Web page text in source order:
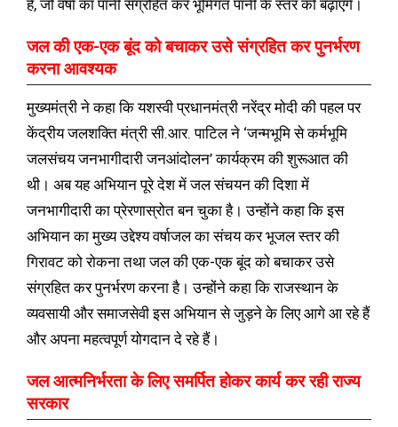
हैं, जो वर्षा का पानी संग्रहित कर भूमिगत पानी के स्तर को बढ़ाएंगे।
जल की एक-एक बूंद को बचाकर उसे संग्रहित कर पुनर्भरण
करना आवश्यक
मुख्यमंत्री ने कहा कि यशस्वी प्रधानमंत्री नरेंद्र मोदी की पहल पर
केंद्रीय जलशक्ति मंत्री सी.आर. पाटिल ने ‘जन्मभूमि से कर्मभूमि
जलसंचय जनभागीदारी जनआंदोलन’ कार्यक्रम की शुरूआत की
थी। अब यह अभियान पूरे देश में जल संचयन की दिशा में
जनभागीदारी का प्रेरणास्रोत बन चुका है। उन्होंने कहा कि इस
अभियान का मुख्य उद्देश्य वर्षाजल का संचय कर भूजल स्तर की
गिरावट को रोकना तथा जल की एक-एक बूंद को बचाकर उसे
संग्रहित कर पुनर्भरण करना है। उन्होंने कहा कि राजस्थान के
व्यवसायी और समाजसेवी इस अभियान से जुड़ने के लिए आगे आ रहे हैं
और अपना महत्वपूर्ण योगदान दे रहे हैं।
जल आत्मनिर्भरता के लिए समर्पित होकर कार्य कर रही राज्य
सरकार